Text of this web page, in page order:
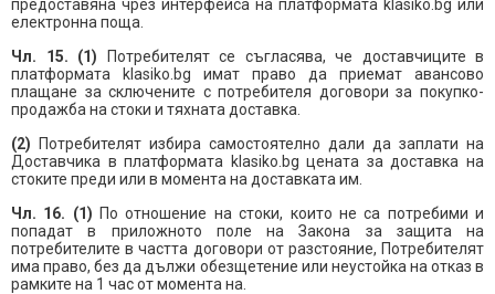
предоставяна чрез интерфейса на платформата klasiko.bg или
електронна поща.
Чл. 15. (1) Потребителят се съгласява, че доставчиците в
платформата klasiko.bg имат право да приемат авансово
плащане за сключените с потребителя договори за покупко-
продажба на стоки и тяхната доставка.
(2) Потребителят избира самостоятелно дали да заплати на
Доставчика в платформата klasiko.bg цената за доставка на
стоките преди или в момента на доставката им.
Чл. 16. (1) По отношение на стоки, които не са потребими и
попадат в приложното поле на Закона за защита на
потребителите в частта договори от разстояние, Потребителят
има право, без да дължи обезщетение или неустойка на отказ в
рамките на 1 час от момента на.